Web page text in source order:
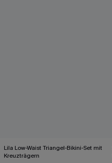
Lila Low-Waist Triangel-Bikini-Set mit
Kreuzträgern